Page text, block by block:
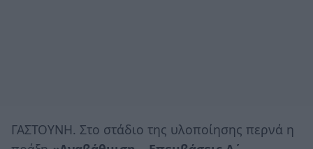
ΓΑΣΤΟΥΝΗ. Στο στάδιο της υλοποίησης περνά η